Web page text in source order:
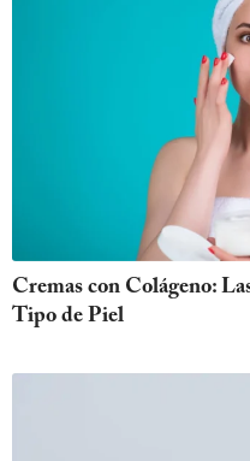
Cremas con Colágeno:
Tipo de Piel